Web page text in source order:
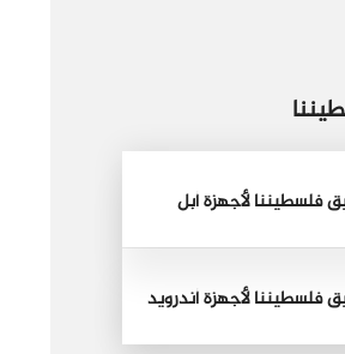
فلسطيننا لأجهزة أبل
فلسطيننا لأجهزة أندرويد